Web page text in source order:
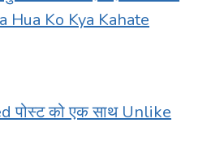
Hua Ko Kya Kahate
पोस्ट को एक साथ Unlike